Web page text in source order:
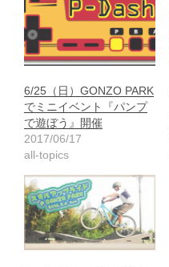
6/25（日）GONZO PARK
でミニイベント『パンプ
で遊ぼう』開催
2017/06/17
all-topics